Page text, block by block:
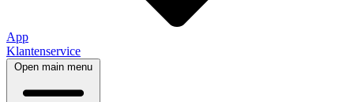
App
Klantenservice
Open main menu